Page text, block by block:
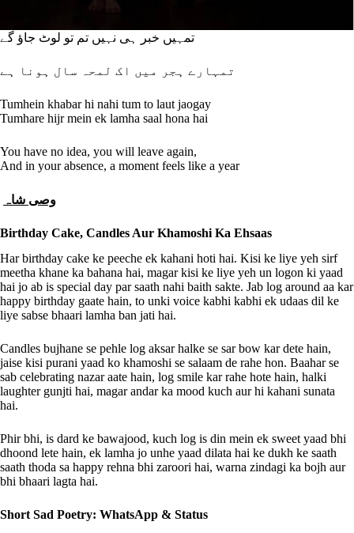
تمہیں خبر ہی نہیں تم تو لوٹ جاؤ گے
تمہارے ہجر میں اک لمحہ سال ہونا ہے
Tumhein khabar hi nahi tum to laut jaogay
Tumhare hijr mein ek lamha saal hona hai
You have no idea, you will leave again,
And in your absence, a moment feels like a year
وصی شاہ
Birthday Cake, Candles Aur Khamoshi Ka Ehsaas
Har birthday cake ke peeche ek kahani hoti hai. Kisi ke liye yeh sirf
meetha khane ka bahana hai, magar kisi ke liye yeh un logon ki yaad
hai jo ab is special day par saath nahi baith sakte. Jab log around aa kar
happy birthday gaate hain, to unki voice kabhi kabhi ek udaas dil ke
liye sabse bhaari lamha ban jati hai.
Candles bujhane se pehle log aksar halke se sar bow kar dete hain,
jaise kisi purani yaad ko khamoshi se salaam de rahe hon. Baahar se
sab celebrating nazar aate hain, log smile kar rahe hote hain, halki
laughter gunjti hai, magar andar ka mood kuch aur hi kahani sunata
hai.
Phir bhi, is dard ke bawajood, kuch log is din mein ek sweet yaad bhi
dhoond lete hain, ek lamha jo unhe yaad dilata hai ke dukh ke saath
saath thoda sa happy rehna bhi zaroori hai, warna zindagi ka bojh aur
bhi bhaari lagta hai.
Short Sad Poetry: WhatsApp & Status